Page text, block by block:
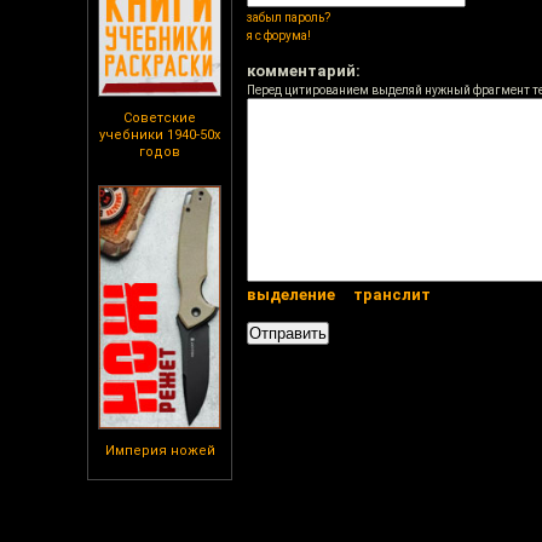
Советские
учебники 1940-50х
годов
Империя ножей
забыл пароль?
я с форума!
комментарий:
Перед цитированием выделяй нужный фрагмент
выделение транслит